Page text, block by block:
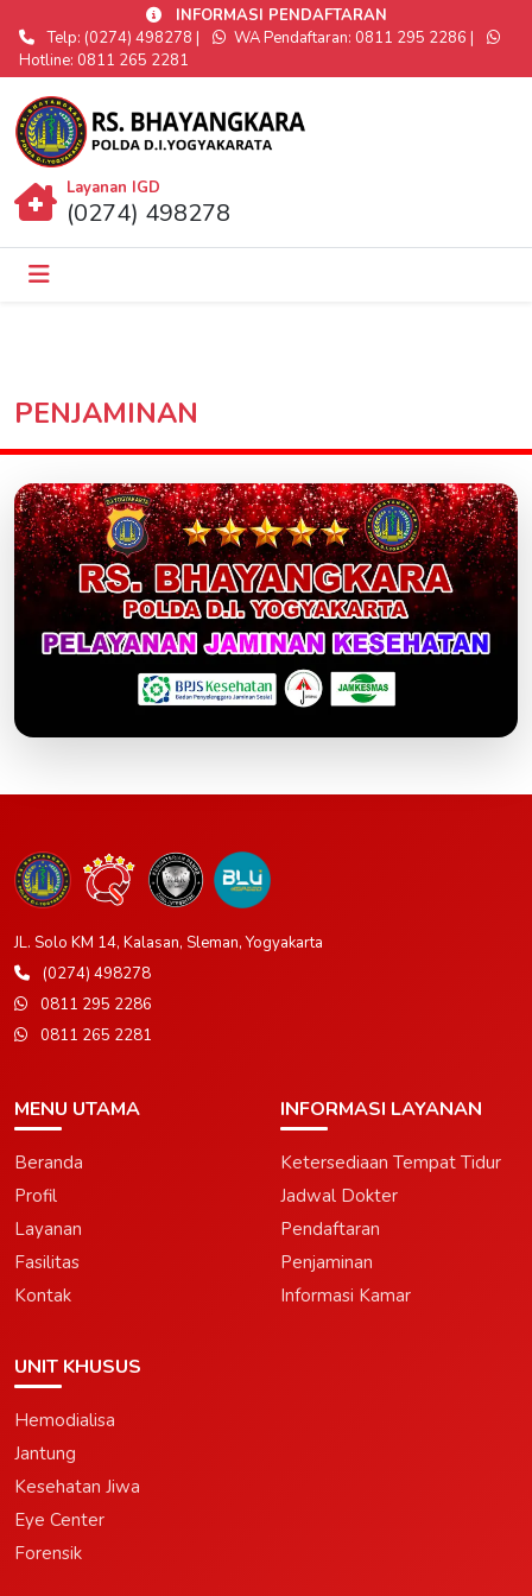
INFORMASI PENDAFTARAN
Telp: (0274) 498278 |
WA Pendaftaran: 0811 295 2286 |
Hotline: 0811 265 2281
Layanan IGD
(0274) 498278
PENJAMINAN
JL. Solo KM 14, Kalasan, Sleman, Yogyakarta
(0274) 498278
0811 295 2286
0811 265 2281
MENU UTAMA
Beranda
Profil
Layanan
Fasilitas
Kontak
INFORMASI LAYANAN
Ketersediaan Tempat Tidur
Jadwal Dokter
Pendaftaran
Penjaminan
Informasi Kamar
UNIT KHUSUS
Hemodialisa
Jantung
Kesehatan Jiwa
Eye Center
Forensik